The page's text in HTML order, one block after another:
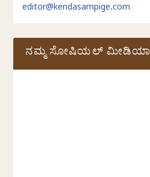
editor@kendasampige.com
ನಮ್ಮ ಸೋಷಿಯಲ್‌ ಮೀಡಿಯಾ